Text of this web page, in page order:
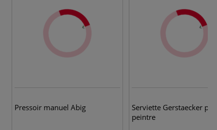
Pressoir manuel Abig
Serviette Gerstaecker
peintre